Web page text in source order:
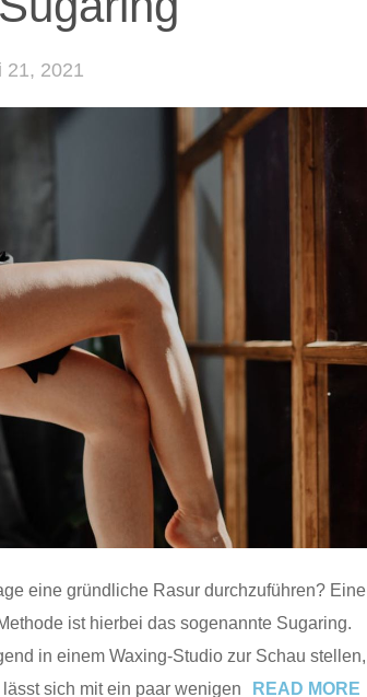
21, 2021
eine gründliche Rasur durchzuführen? Eine
ist hierbei das sogenannte Sugaring.
in einem Waxing-Studio zur Schau stellen,
sich mit ein paar wenigen
READ MORE